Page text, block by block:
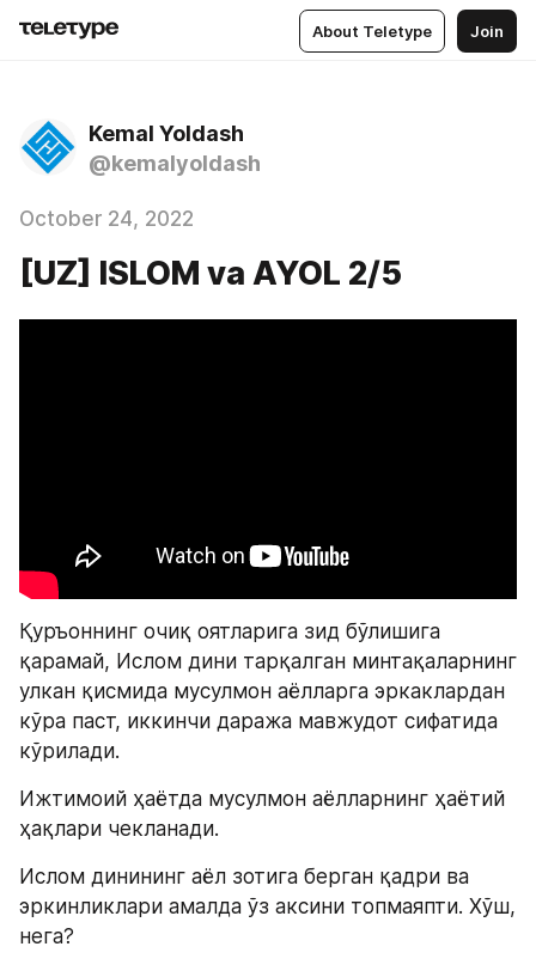
About Teletype Join
Kemal Yoldash
@kemalyoldash
October 24, 2022
[UZ] ISLOM va AYOL 2/5
Қуръоннинг очиқ оятларига зид бўлишига
қарамай, Ислом дини тарқалган минтақаларнинг
улкан қисмида мусулмон аёлларга эркаклардан
кўра паст, иккинчи даража мавжудот сифатида
кўрилади.
Ижтимоий ҳаётда мусулмон аёлларнинг ҳаётий
ҳақлари чекланади.
Ислом динининг аёл зотига берган қадри ва
эркинликлари амалда ўз аксини топмаяпти. Хўш,
нега?